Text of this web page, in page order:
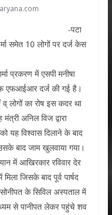
-पटा
समेत 10 लोगों पर दर्ज केस
प्रकरण में एसपी मनीषा
एफआईआर दर्ज की गई है।
का रोष इस कदर था
अनिल विज द्वारा
यह विश्वास दिलाने के बाद
बाद जाम खुलवाया गया।
में आखिरकार रविवार देर
जिसके बाद पूर्व पार्षद
के सिविल अस्पताल में
से पानीपत लेकर पहुंचे शव